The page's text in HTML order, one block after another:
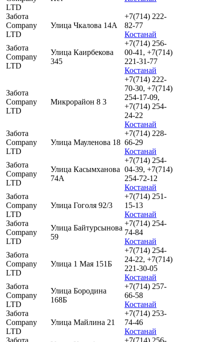
LTD
Забота
Company
LTD
Улица Чкалова 14А
+7(714) 222-
82-77
Костанай
Забота
Company
LTD
Улица Каирбекова
345
+7(714) 256-
00-41, +7(714)
221-31-77
Костанай
Забота
Company
LTD
Микрорайон 8 3
+7(714) 222-
70-30, +7(714)
254-17-09,
+7(714) 254-
24-22
Костанай
Забота
Company
LTD
Улица Мауленова 18
+7(714) 228-
66-29
Костанай
Забота
Company
LTD
Улица Касымханова
74А
+7(714) 254-
04-39, +7(714)
254-72-12
Костанай
Забота
Company
LTD
Улица Гоголя 92/3
+7(714) 251-
15-13
Костанай
Забота
Company
LTD
Улица Байтурсынова
59
+7(714) 254-
74-84
Костанай
Забота
Company
LTD
Улица 1 Мая 151Б
+7(714) 254-
24-22, +7(714)
221-30-05
Костанай
Забота
Company
LTD
Улица Бородина
168Б
+7(714) 257-
66-58
Костанай
Забота
Company
LTD
Улица Майлина 21
+7(714) 253-
74-46
Костанай
Забота
+7(714) 256-